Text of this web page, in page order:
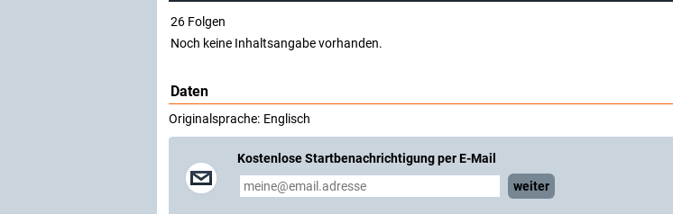
26 Folgen
Noch keine Inhaltsangabe vorhanden.
Daten
Originalsprache: Englisch
Kostenlose Startbenachrichtigung per E-Mail
weiter